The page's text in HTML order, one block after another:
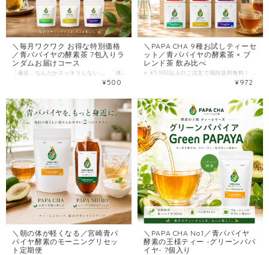
＼毎月ワクワク お得な特別価格
／青パパイヤの酵素茶 7包入りラ
ンダムお届けコース
¥500
＼PAPA CHA 9種お試しティーセ
ット／青パパイヤの酵素茶 × ブ
レンド茶 飲み比べ
¥972
＼朝の体が軽くなる／宮崎青パ
パイヤ酵素のモーニングリセッ
ト定期便
＼PAPA CHA No.1／青パパイヤ
酵素の王様ティー -グリーンパパ
イヤ- 7個入り